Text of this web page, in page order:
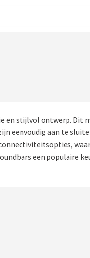
en stijlvol ontwerp. Dit
eenvoudig aan te
een populaire